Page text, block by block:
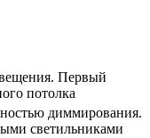
Первый
потолка
диммирования.
светильниками